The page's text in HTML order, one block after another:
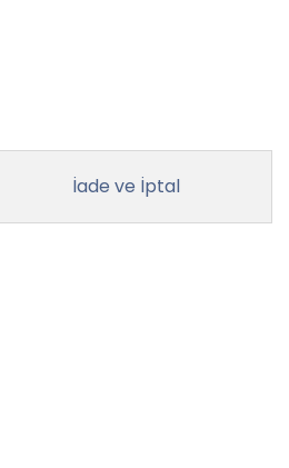
İade ve İptal